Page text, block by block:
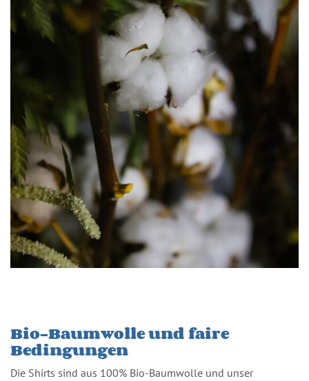
Bio-Baumwolle und faire
Bedingungen
Die Shirts sind aus 100% Bio-Baumwolle und unser